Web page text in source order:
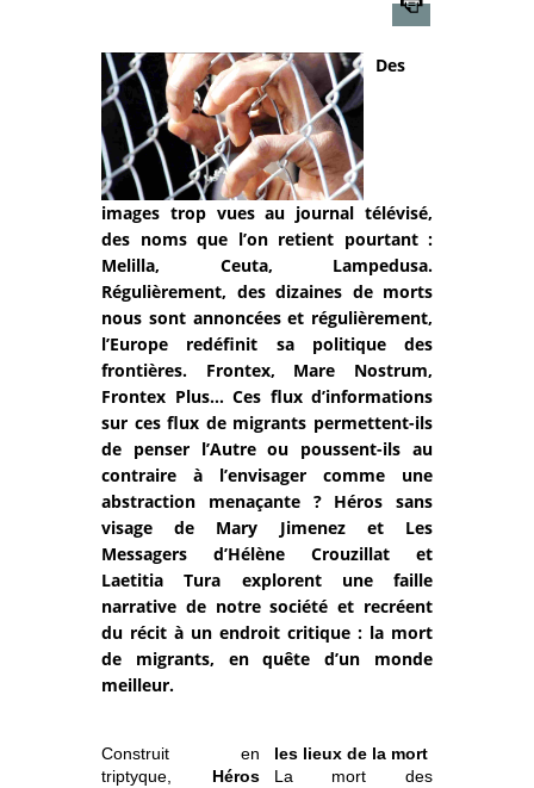
Des
images trop vues au journal télévisé,
des noms que l’on retient pourtant :
Melilla, Ceuta, Lampedusa.
Régulièrement, des dizaines de morts
nous sont annoncées et régulièrement,
l’Europe redéfinit sa politique des
frontières. Frontex, Mare Nostrum,
Frontex Plus… Ces flux d’informations
sur ces flux de migrants permettent-ils
de penser l’Autre ou poussent-ils au
contraire à l’envisager comme une
abstraction menaçante ? Héros sans
visage de Mary Jimenez et Les
Messagers d’Hélène Crouzillat et
Laetitia Tura explorent une faille
narrative de notre société et recréent
du récit à un endroit critique : la mort
de migrants, en quête d’un monde
meilleur.
Construit en
triptyque, Héros
les lieux de la mort
La mort des